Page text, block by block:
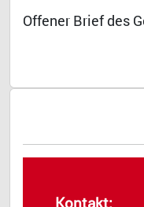
Offener Brief des
Kontakt: